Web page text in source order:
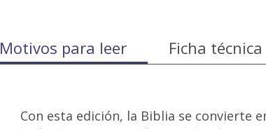
Motivos para leer Ficha técnica
Con esta edición, la Biblia se convierte